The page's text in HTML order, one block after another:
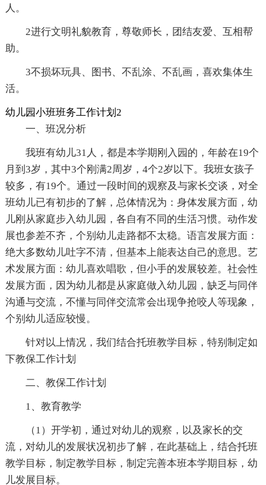
人。
2进行文明礼貌教育，尊敬师长，团结友爱、互相帮
助。
3不损坏玩具、图书、不乱涂、不乱画，喜欢集体生
活。
幼儿园小班班务工作计划2
一、班况分析
我班有幼儿31人，都是本学期刚入园的，年龄在19个
月到3岁，其中3个刚满2周岁，4个2岁以下。我班女孩子
较多，有19个。通过一段时间的观察及与家长交谈，对全
班幼儿已有初步的了解，总体情况为：身体发展方面，幼
儿刚从家庭步入幼儿园，各自有不同的生活习惯。动作发
展也参差不齐，个别幼儿走路都不太稳。语言发展方面：
绝大多数幼儿吐字不清，但基本上能表达自己的意思。艺
术发展方面：幼儿喜欢唱歌，但小手的发展较差。社会性
发展方面，因为幼儿都是从家庭做入幼儿园，缺乏与同伴
沟通与交流，不懂与同伴交流常会出现争抢咬人等现象，
个别幼儿适应较慢。
针对以上情况，我们结合托班教学目标，特别制定如
下教保工作计划
二、教保工作计划
1、教育教学
（1）开学初，通过对幼儿的观察，以及家长的交
流，对幼儿的发展状况初步了解，在此基础上，结合托班
教学目标，制定教学目标，制定完善本班本学期目标，幼
儿发展目标。